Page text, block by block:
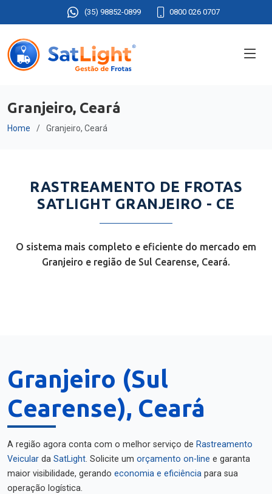
(35) 98852-0899 0800 026 0707
Granjeiro, Ceará
Home Granjeiro, Ceará
RASTREAMENTO DE FROTAS
SATLIGHT GRANJEIRO - CE
O sistema mais completo e eficiente do mercado em
Granjeiro e região de Sul Cearense, Ceará.
Granjeiro (Sul
Cearense), Ceará
A região agora conta com o melhor serviço de Rastreamento
Veicular da SatLight. Solicite um orçamento on-line e garanta
maior visibilidade, gerando economia e eficiência para sua
operação logística.